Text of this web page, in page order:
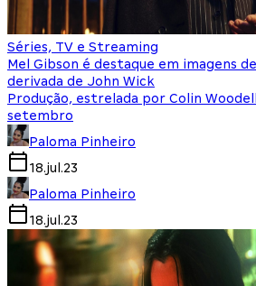
Séries, TV e Streaming
Mel Gibson é destaque em imagens
derivada de John Wick
Produção, estrelada por Colin
setembro
Paloma Pinheiro
18.jul.23
Paloma Pinheiro
18.jul.23